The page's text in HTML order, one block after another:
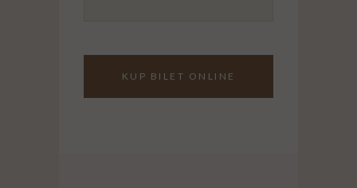
KUP BILET ONLINE